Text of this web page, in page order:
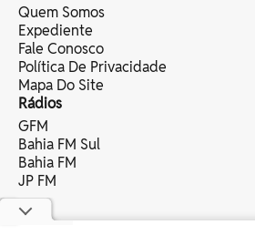
Quem Somos
Expediente
Fale Conosco
Política De Privacidade
Mapa Do Site
Rádios
GFM
Bahia FM Sul
Bahia FM
JP FM